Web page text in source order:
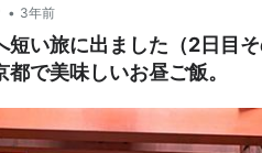
• 3年前
短い旅に出ました（2日目
で美味しいお昼ご飯。